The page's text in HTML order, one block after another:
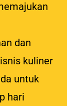
dan
kuliner
untuk
hari